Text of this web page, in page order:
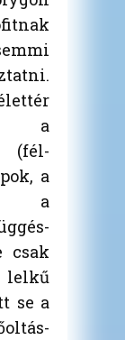
a
(fél-
a
a
csak
se a